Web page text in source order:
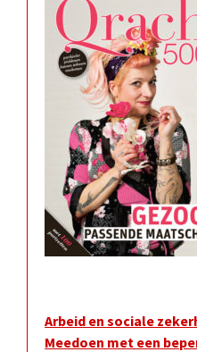
Arbeid en sociale
Meedoen met een